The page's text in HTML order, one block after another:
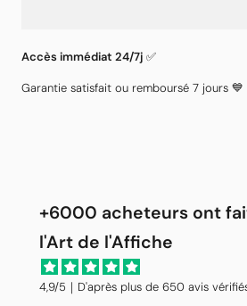
Accès immédiat 24/7j ✅
Garantie satisfait ou remboursé 7 jours 💙
+6000 acheteurs ont
l'Art de l'Affiche
4,9/5｜D'après plus de 650 avis